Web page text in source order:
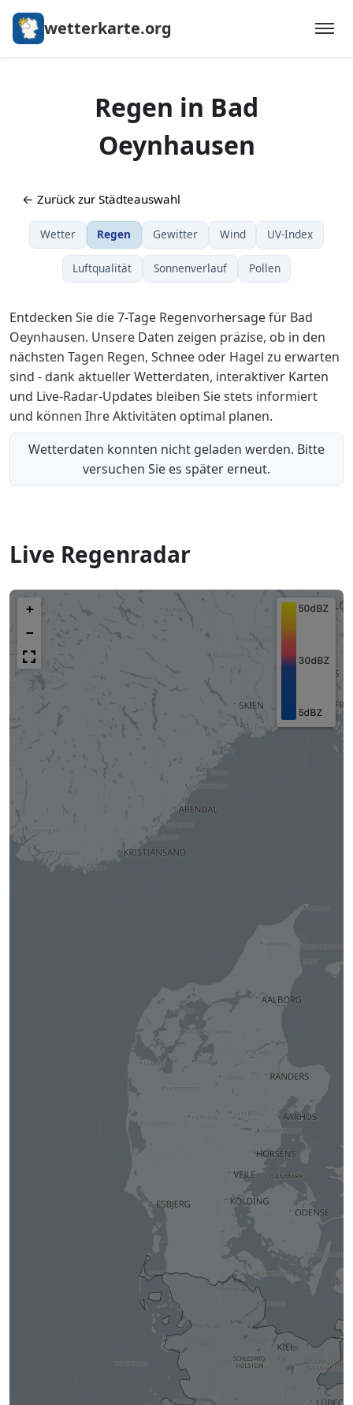
wetterkarte.org
Regen in Bad
Oeynhausen
← Zurück zur Städteauswahl
Wetter Regen Gewitter Wind UV-Index
Luftqualität Sonnenverlauf Pollen
Entdecken Sie die 7-Tage Regenvorhersage für Bad
Oeynhausen. Unsere Daten zeigen präzise, ob in den
nächsten Tagen Regen, Schnee oder Hagel zu erwarten
sind - dank aktueller Wetterdaten, interaktiver Karten
und Live-Radar-Updates bleiben Sie stets informiert
und können Ihre Aktivitäten optimal planen.
Wetterdaten konnten nicht geladen werden. Bitte
versuchen Sie es später erneut.
Live Regenradar
+
−